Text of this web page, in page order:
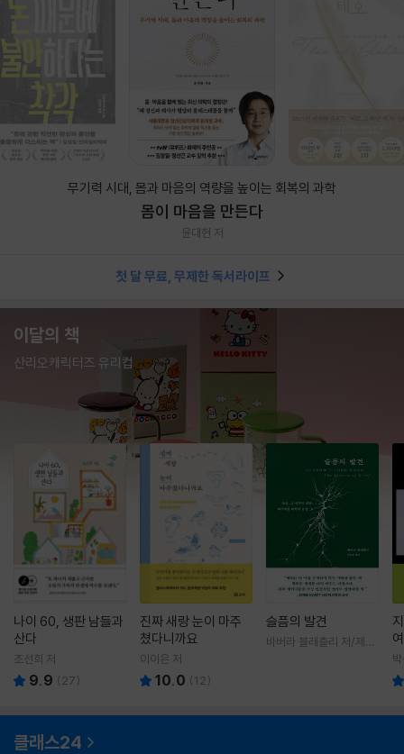
무기력 시대, 몸과 마음의 역량을 높이는 회복의 과학
몸이 마음을 만든다
윤대현 저
첫 달 무료, 무제한 독서라이프
이달의 책
산리오캐릭터즈 유리컵
나이 60, 생판 남들과
산다
조선희 저
9.9 ( 27)
진짜 새랑 눈이 마주
쳤다니까요
이이은 저
10.0 (12)
슬픔의 발견
바버라 블래츨리 저/제효
클래스24